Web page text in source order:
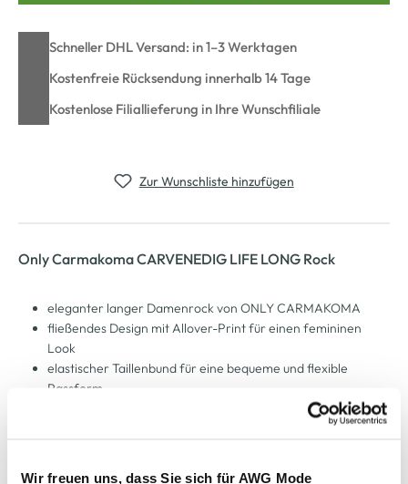
Wir freuen uns, dass Sie sich für AWG Mode
Schneller DHL Versand: in 1–3 Werktagen
Kostenfreie Rücksendung innerhalb 14 Tage
Kostenlose Filiallieferung in Ihre Wunschfiliale
Zur Wunschliste hinzufügen
Only Carmakoma CARVENEDIG LIFE LONG Rock
eleganter langer Damenrock von ONLY CARMAKOMA
fließendes Design mit Allover-Print für einen femininen
Look
elastischer Taillenbund für eine bequeme und flexible
Passform
vielseitig kombinierbar – perfekt für jede Jahreszeit und